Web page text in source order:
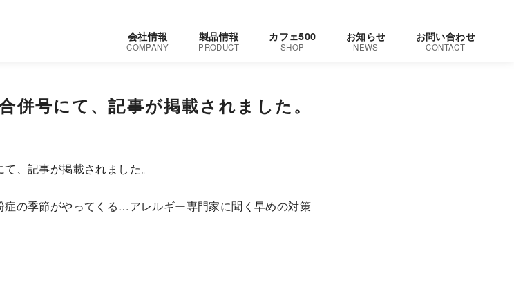
会社情報
COMPANY
製品情報
PRODUCT
カフェ500
SHOP
お知らせ
NEWS
お問い合わせ
CONTACT
併号にて、記事が掲載されました。
、記事が掲載されました。
の季節がやってくる…アレルギー専門家に聞く早めの対策